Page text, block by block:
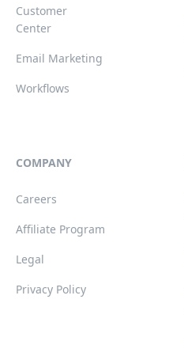
Customer
Center
Email Marketing
Workflows
COMPANY
Careers
Affiliate Program
Legal
Privacy Policy